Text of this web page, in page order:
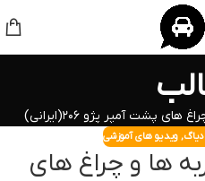
پشت آمپر پژو ۲۰۶(ایرانی)
,ویدیو های آموزشی
ها و چراغ های